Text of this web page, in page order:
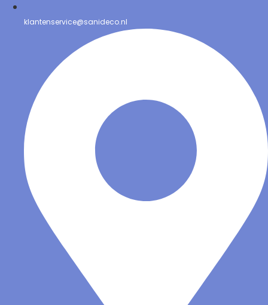
klantenservice@sanideco.nl